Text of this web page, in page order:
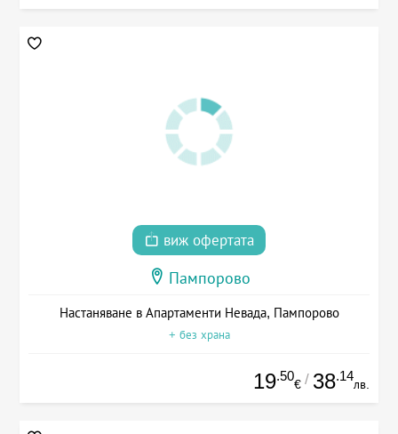
виж офертата
Пампорово
Настаняване в Апартаменти Невада, Пампорово
+ без храна
19.50
€ / 38.14
лв.